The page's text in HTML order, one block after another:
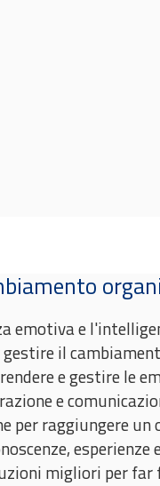
emotiva e
il
e gestire le
e
per raggiungere
migliori per